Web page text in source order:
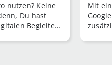
nutzen? Keine
Du hast
Begleiter
Mit